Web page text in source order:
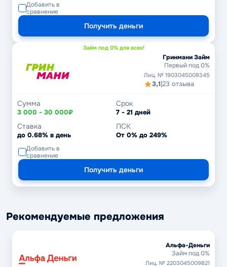
Добавить в
сравнение
Получить деньги
Заём под 0% для всех!
Гринмани Займ
Первый под 0%
Лиц. № 1903045009345
3,1|23 отзыва
Сумма
3 000 - 30 000₽
Срок
7 - 21 дней
Ставка
до 0.68% в день
ПСК
От 0% до 249%
Добавить в
сравнение
Получить деньги
Рекомендуемые предложения
Альфа-Деньги
Займ под 0%
Лиц. № 2203045009821